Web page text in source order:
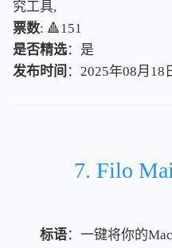
究工具,
票数: 🔺151
是否精选：是
发布时间 ：2025年08月18
7. Filo
标语：一键将你的